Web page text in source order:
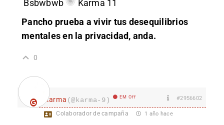
Bsbwbwb
Karma 11
Pancho prueba a vivir tus desequilibrios
mentales en la privacidad, anda.
0
karma (@karma-9) EM Off #2956602
Colaborador de campaña 1 año hace